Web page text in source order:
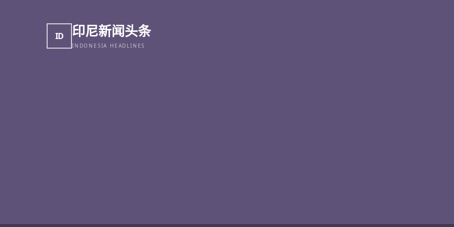
ID 印尼新闻头条
INDONESIA HEADLINES